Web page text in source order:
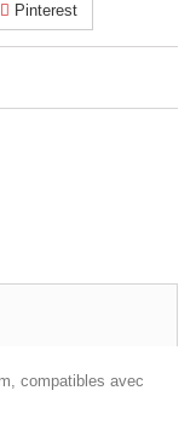
Pinterest
compatibles avec